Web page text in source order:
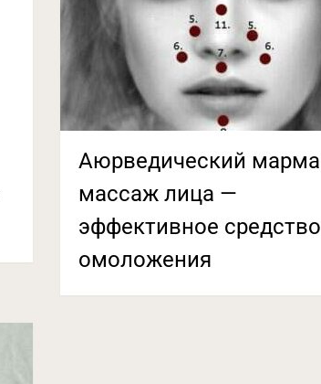
Аюрведический марма
массаж лица —
эффективное средство
омоложения